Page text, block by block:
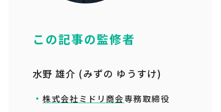
この記事の監修者
水野 雄介 (みずの ゆうすけ)
株式会社ミドリ商会専務取締役